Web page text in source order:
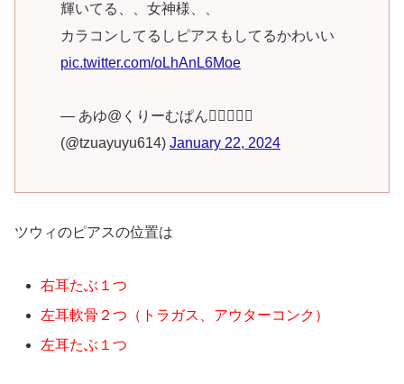
輝いてる、、女神様、、
カラコンしてるしピアスもしてるかわいい
pic.twitter.com/oLhAnL6Moe
— あゆ@くりーむぱん✊🏻💙😶🤍
(@tzuayuyu614) January 22, 2024
ツウィのピアスの位置は
右耳たぶ１つ
左耳軟骨２つ（トラガス、アウターコンク）
左耳たぶ１つ